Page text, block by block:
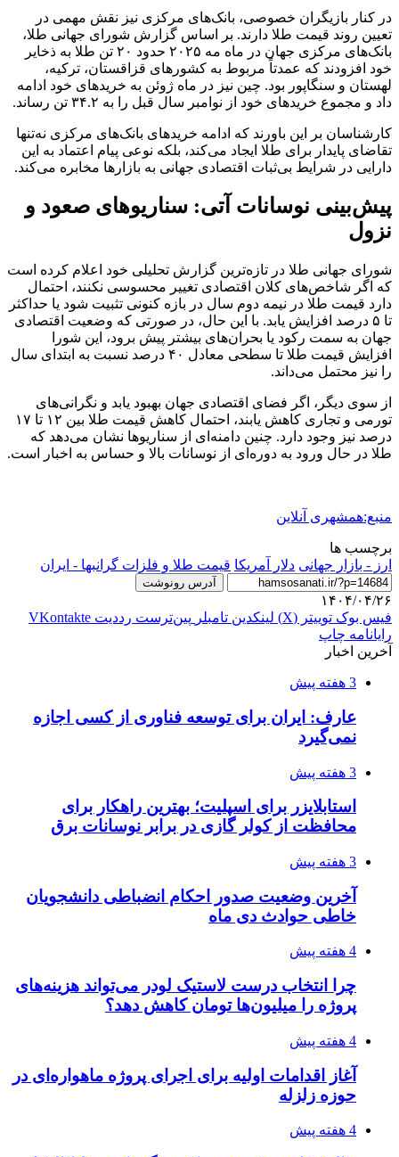
در کنار بازیگران خصوصی، بانک‌های مرکزی نیز نقش مهمی در
تعیین روند قیمت طلا دارند. بر اساس گزارش شورای جهانی طلا،
بانک‌های مرکزی جهان در ماه مه ۲۰۲۵ حدود ۲۰ تن طلا به ذخایر
خود افزودند که عمدتاً مربوط به کشورهای قزاقستان، ترکیه،
لهستان و سنگاپور بود. چین نیز در ماه ژوئن به خریدهای خود ادامه
داد و مجموع خریدهای خود از نوامبر سال قبل را به ۳۴.۲ تن رساند.
کارشناسان بر این باورند که ادامه خریدهای بانک‌های مرکزی نه‌تنها
تقاضای پایدار برای طلا ایجاد می‌کند، بلکه نوعی پیام اعتماد به این
دارایی در شرایط بی‌ثبات اقتصادی جهانی به بازارها مخابره می‌کند.
پیش‌بینی نوسانات آتی: سناریوهای صعود و
نزول
شورای جهانی طلا در تازه‌ترین گزارش تحلیلی خود اعلام کرده است
که اگر شاخص‌های کلان اقتصادی تغییر محسوسی نکنند، احتمال
دارد قیمت طلا در نیمه دوم سال در بازه کنونی تثبیت شود یا حداکثر
تا ۵ درصد افزایش یابد. با این حال، در صورتی که وضعیت اقتصادی
جهان به سمت رکود یا بحران‌های بیشتر پیش برود، این شورا
افزایش قیمت طلا تا سطحی معادل ۴۰ درصد نسبت به ابتدای سال
را نیز محتمل می‌داند.
از سوی دیگر، اگر فضای اقتصادی جهان بهبود یابد و نگرانی‌های
تورمی و تجاری کاهش یابند، احتمال کاهش قیمت طلا بین ۱۲ تا ۱۷
درصد نیز وجود دارد. چنین دامنه‌ای از سناریوها نشان می‌دهد که
طلا در حال ورود به دوره‌ای از نوسانات بالا و حساس به اخبار است.
منبع:همشهری آنلاین
برچسب ها
ارز - بازار جهانی دلار آمريكا قیمت طلا و فلزات گرانبها - ایران
آدرس رونوشت
۱۴۰۴/۰۴/۲۶
فیس بوک توییتر (X) لینکدین ‫تامبلر ‫پین‌ترست ‫رددیت ‫VKontakte
رایانامه چاپ
آخرین اخبار
3 هفته پیش
عارف: ایران برای توسعه فناوری از کسی اجازه
نمی‌گیرد
3 هفته پیش
استابلایزر برای اسپلیت؛ بهترین راهکار برای
محافظت از کولر گازی در برابر نوسانات برق
3 هفته پیش
آخرین وضعیت صدور احکام انضباطی دانشجویان
خاطی حوادث دی ماه
4 هفته پیش
چرا انتخاب درست لاستیک لودر می‌تواند هزینه‌های
پروژه را میلیون‌ها تومان کاهش دهد؟
4 هفته پیش
آغاز اقدامات اولیه برای اجرای پروژه ماهواره‌ای در
حوزه زلزله
4 هفته پیش